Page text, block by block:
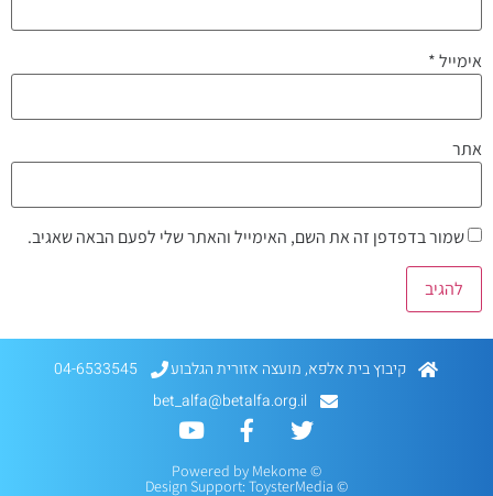
אימייל*
אתר
שמור בדפדפן זה את השם, האימייל והאתר שלי לפעם הבאה שאגיב.
קיבוץ בית אלפא, מועצה אזורית הגלבוע
04-6533545
bet_alfa@betalfa.org.il
© Powered by
Mekome
© Design Support:
ToysterMedia